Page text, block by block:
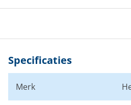
Specificaties
Merk